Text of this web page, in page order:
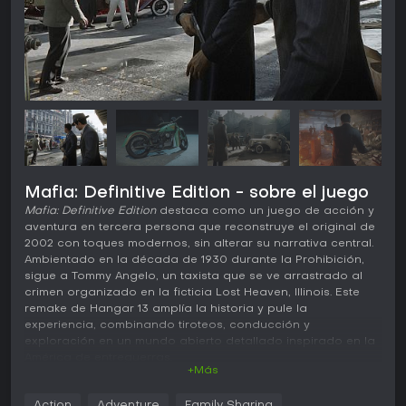
Mafia: Definitive Edition - sobre el juego
Mafia: Definitive Editiondestaca como un juego de acción y
aventura en tercera persona que reconstruye el original de
2002 con toques modernos, sin alterar su narrativa central.
Ambientado en la década de 1930 durante la Prohibición,
sigue a Tommy Angelo, un taxista que se ve arrastrado al
crimen organizado en la ficticia Lost Heaven, Illinois. Este
remake de Hangar 13 amplía la historia y pule la
experiencia, combinando tiroteos, conducción y
exploración en un mundo abierto detallado inspirado en la
+Más